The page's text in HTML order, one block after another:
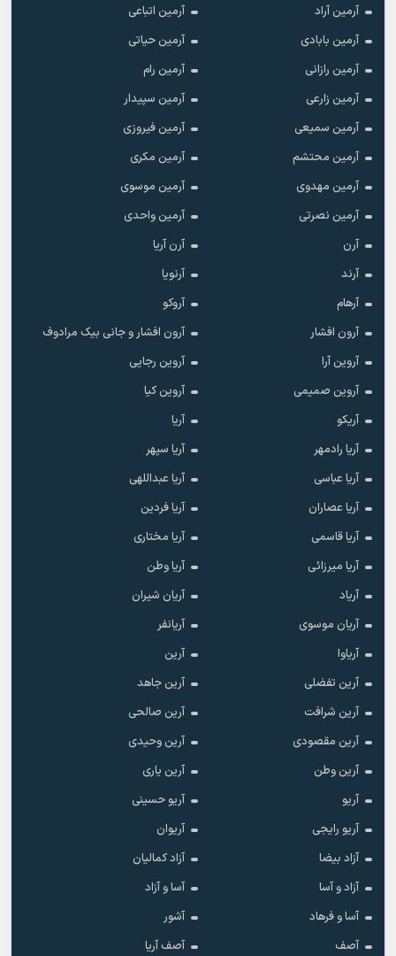
آرمین آراد
آرمین اتباعی
آرمین بابادی
آرمین حیاتی
آرمین رازانی
آرمین رام
آرمین زارعی
آرمین سپیدار
آرمین سمیعی
آرمین فیروزی
آرمین محتشم
آرمین مکری
آرمین مهدوی
آرمین موسوی
آرمین نصرتی
آرمین واحدی
آرن
آرن آریا
آرند
آرنویا
آرهام
آروکو
آرون افشار
آرون افشار و جانی بیک مرادوف
آروین آرا
آروین رجایی
آروین صمیمی
آروین کیا
آریکو
آریا
آریا رادمهر
آریا سپهر
آریا عباسی
آریا عبداللهی
آریا عصاران
آریا فردین
آریا قاسمی
آریا مختاری
آریا میرزائی
آریا وطن
آریاد
آریان شیران
آریان موسوی
آریانفر
آریاوا
آرین
آرین تفضلی
آرین جاهد
آرین شرافت
آرین صالحی
آرین مقصودی
آرین وحیدی
آرین وطن
آرین یاری
آریو
آریو حسینی
آریو رایجی
آریوان
آزاد بیضا
آزاد کمالیان
آزاد و آسا
آسا و آزاد
آسا و فرهاد
آشور
آصف
آصف آریا